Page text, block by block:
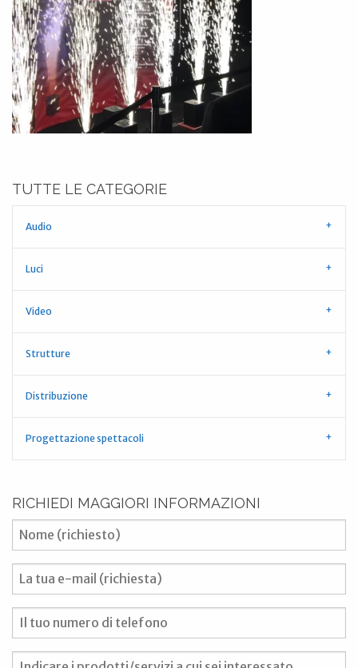
TUTTE LE CATEGORIE
Audio
Luci
Video
Strutture
Distribuzione
Progettazione spettacoli
RICHIEDI MAGGIORI INFORMAZIONI